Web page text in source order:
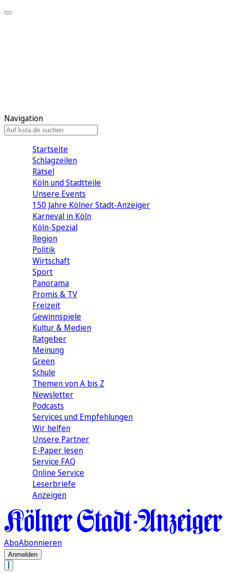
Navigation
Startseite
Schlagzeilen
Rätsel
Köln und Stadtteile
Unsere Events
150 Jahre Kölner Stadt-Anzeiger
Karneval in Köln
Köln-Spezial
Region
Politik
Wirtschaft
Sport
Panorama
Promis & TV
Freizeit
Gewinnspiele
Kultur & Medien
Ratgeber
Meinung
Green
Schule
Themen von A bis Z
Newsletter
Podcasts
Services und Empfehlungen
Wir helfen
Unsere Partner
E-Paper lesen
Service FAQ
Online Service
Leserbriefe
Anzeigen
AboAbonnieren
Anmelden